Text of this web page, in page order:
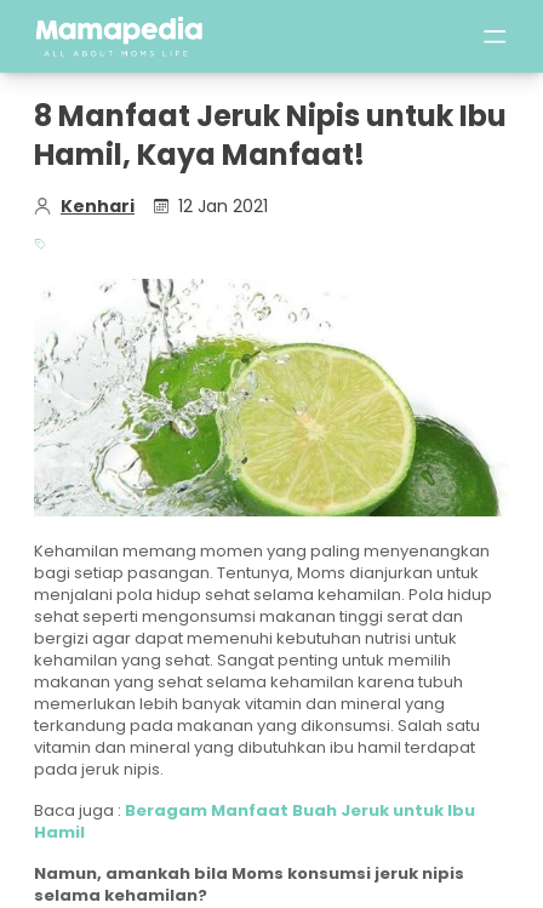
8 Manfaat Jeruk Nipis untuk Ibu
Hamil, Kaya Manfaat!
Kenhari 12 Jan 2021
Kehamilan memang momen yang paling menyenangkan
bagi setiap pasangan. Tentunya, Moms dianjurkan untuk
menjalani pola hidup sehat selama kehamilan. Pola hidup
sehat seperti mengonsumsi makanan tinggi serat dan
bergizi agar dapat memenuhi kebutuhan nutrisi untuk
kehamilan yang sehat. Sangat penting untuk memilih
makanan yang sehat selama kehamilan karena tubuh
memerlukan lebih banyak vitamin dan mineral yang
terkandung pada makanan yang dikonsumsi. Salah satu
vitamin dan mineral yang dibutuhkan ibu hamil terdapat
pada jeruk nipis.
Baca juga : Beragam Manfaat Buah Jeruk untuk Ibu
Hamil
Namun, amankah bila Moms konsumsi jeruk nipis
selama kehamilan?